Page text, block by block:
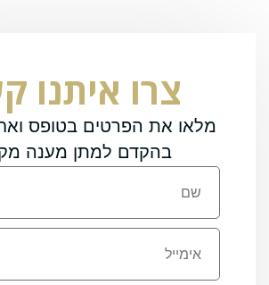
צרו איתנו
מלאו את הפרטים בטופס
בהקדם למתן מענה